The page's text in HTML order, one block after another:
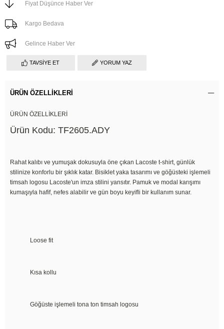
Fiyat Düşünce Haber Ver
Kargo Bedava
Gelince Haber Ver
TAVSIYE ET YORUM YAZ
ÜRÜN ÖZELLIKLERI
ÜRÜN ÖZELLİKLERİ
Ürün Kodu: TF2605.ADY
Rahat kalıbı ve yumuşak dokusuyla öne çıkan Lacoste t-shirt, günlük
stilinize konforlu bir şıklık katar. Bisiklet yaka tasarımı ve göğüsteki işlemeli
timsah logosu Lacoste'un imza stilini yansıtır. Pamuk ve modal karışımı
kumaşıyla hafif, nefes alabilir ve gün boyu keyifli bir kullanım sunar.
Loose fit
Kısa kollu
Göğüste işlemeli tona ton timsah logosu